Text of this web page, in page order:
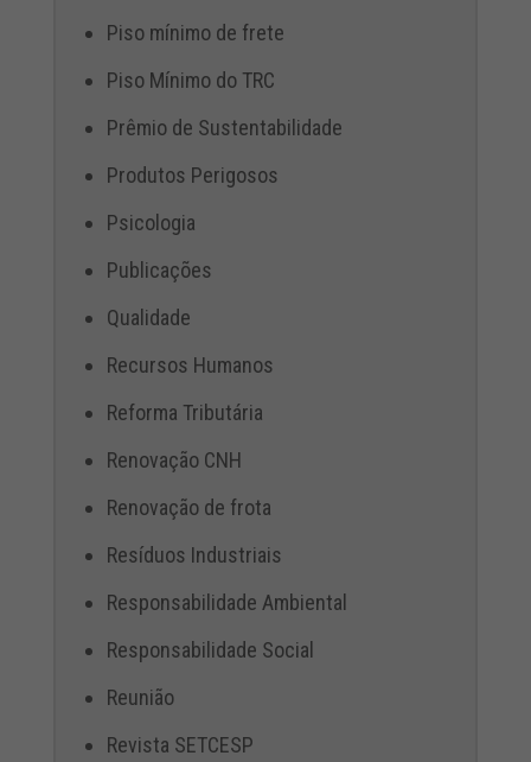
Piso mínimo de frete
Piso Mínimo do TRC
Prêmio de Sustentabilidade
Produtos Perigosos
Psicologia
Publicações
Qualidade
Recursos Humanos
Reforma Tributária
Renovação CNH
Renovação de frota
Resíduos Industriais
Responsabilidade Ambiental
Responsabilidade Social
Reunião
Revista SETCESP